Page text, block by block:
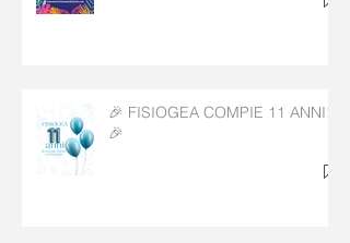
🎉 FISIOGEA COMPIE 11 ANNI!
🎉